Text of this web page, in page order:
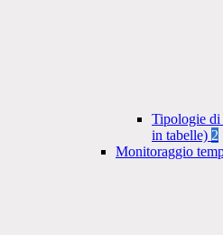
Tipologie di
in tabelle) 2
Monitoraggio